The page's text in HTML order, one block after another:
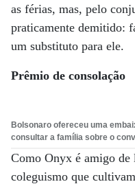
as férias, mas, pelo
praticamente demitido:
um substituto para ele.
Prêmio de consolação
Bolsonaro ofereceu uma
consultar a família sobre o
Como Onyx é amigo de
coleguismo que